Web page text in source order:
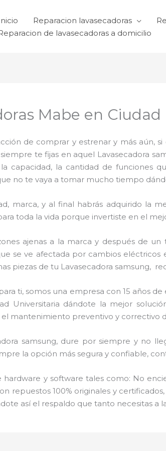
Reparacion lavasecadoras
de lavasecadoras a domicilio
Mabe en
de comprar y estrenar y más aún,
te fijas en aquel Lavasecadora
capacidad, la cantidad de funciones
no te vaya a tomar mucho tiempo
marca, y al final habrás adquirido la
toda la vida porque invertiste en el
ajenas a la marca y después de
se ve afectada por cambios
piezas de tu Lavasecadora samsung,
ti, somos una empresa con 15 años
Universitaria dándote la mejor
el mantenimiento preventivo y correctivo
samsung, dure por siempre y no
la opción más segura y confiable,
y software tales como: No
repuestos 100% originales y
así el respaldo que tanto necesitas a